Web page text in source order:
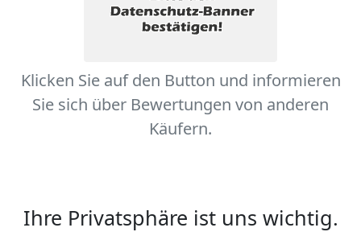
Klicken Sie auf den Button und informieren
Sie sich über Bewertungen von anderen
Käufern.
Ihre Privatsphäre ist uns wichtig.